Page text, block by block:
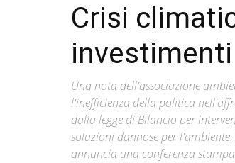
Crisi
Una nota dell'associazione
l'inefficienza della politica
dalla legge di Bilancio per
soluzioni dannose per
annuncia una conferenza